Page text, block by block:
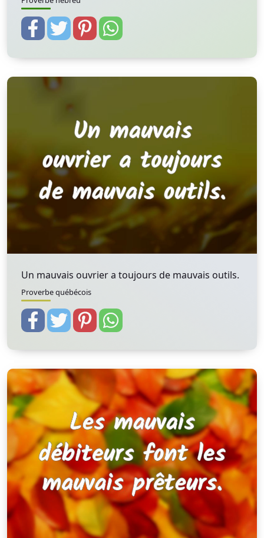
Un mauvais ouvrier a toujours de mauvais outils.
Proverbe québécois